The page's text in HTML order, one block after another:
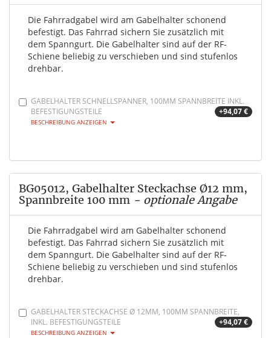
Die Fahrradgabel wird am Gabelhalter schonend
befestigt. Das Fahrrad sichern Sie zusätzlich mit
dem Spanngurt. Die Gabelhalter sind auf der RF-
Schiene beliebig zu verschieben und sind stufenlos
drehbar.
GABELHALTER SCHNELLSPANNER, 100MM SPANNBREITE INKL.
BEFESTIGUNGSTEILE
+94,07 €
BESCHREIBUNG ANZEIGEN
BG05012, Gabelhalter Steckachse Ø12 mm,
Spannbreite 100 mm - optionale Angabe
Die Fahrradgabel wird am Gabelhalter schonend
befestigt. Das Fahrrad sichern Sie zusätzlich mit
dem Spanngurt. Die Gabelhalter sind auf der RF-
Schiene beliebig zu verschieben und sind stufenlos
drehbar.
GABELHALTER STECKACHSE Ø 12MM, 100MM SPANNBREITE,
INKL. BEFESTIGUNGSTEILE
+94,07 €
BESCHREIBUNG ANZEIGEN